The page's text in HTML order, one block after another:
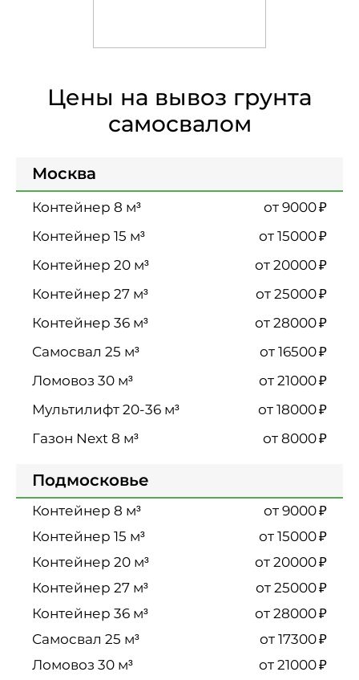
Цены на вывоз грунта
самосвалом
Москва
от 9000₽
от 15000₽
от 20000₽
от 25000₽
от 28000₽
от 16500₽
от 21000₽
от 18000₽
от 8000₽
Подмосковье
от 9000₽
от 15000₽
от 20000₽
от 25000₽
от 28000₽
от 17300₽
от 21000₽